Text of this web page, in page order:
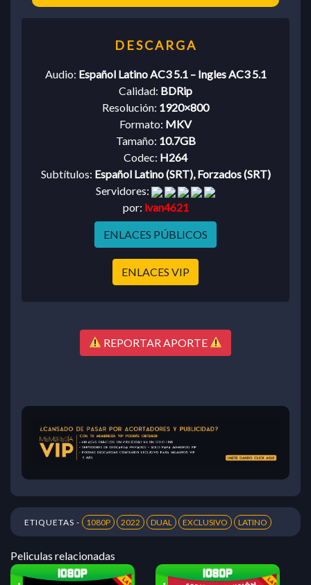
Audio: Español Latino AC3 5.1 – Ingles AC3 5.1
Calidad: BDRip
Resolución: 1920×800
Formato: MKV
Tamaño: 10.7GB
Codec: H264
Subtítulos: Español Latino (SRT), Forzados (SRT)
Servidores:
por: ivan4621
ENLACES PÚBLICOS
ENLACES VIP
REPORTAR APORTE
ETIQUETAS - 1080P 2022 DUAL EXCLUSIVO LATINO
Peliculas relacionadas